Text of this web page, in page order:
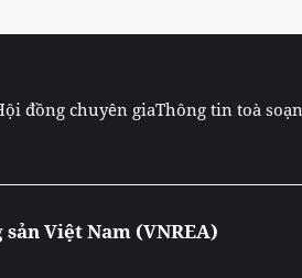
đồng chuyên giaThông tin toà soạn
Việt Nam (VNREA)